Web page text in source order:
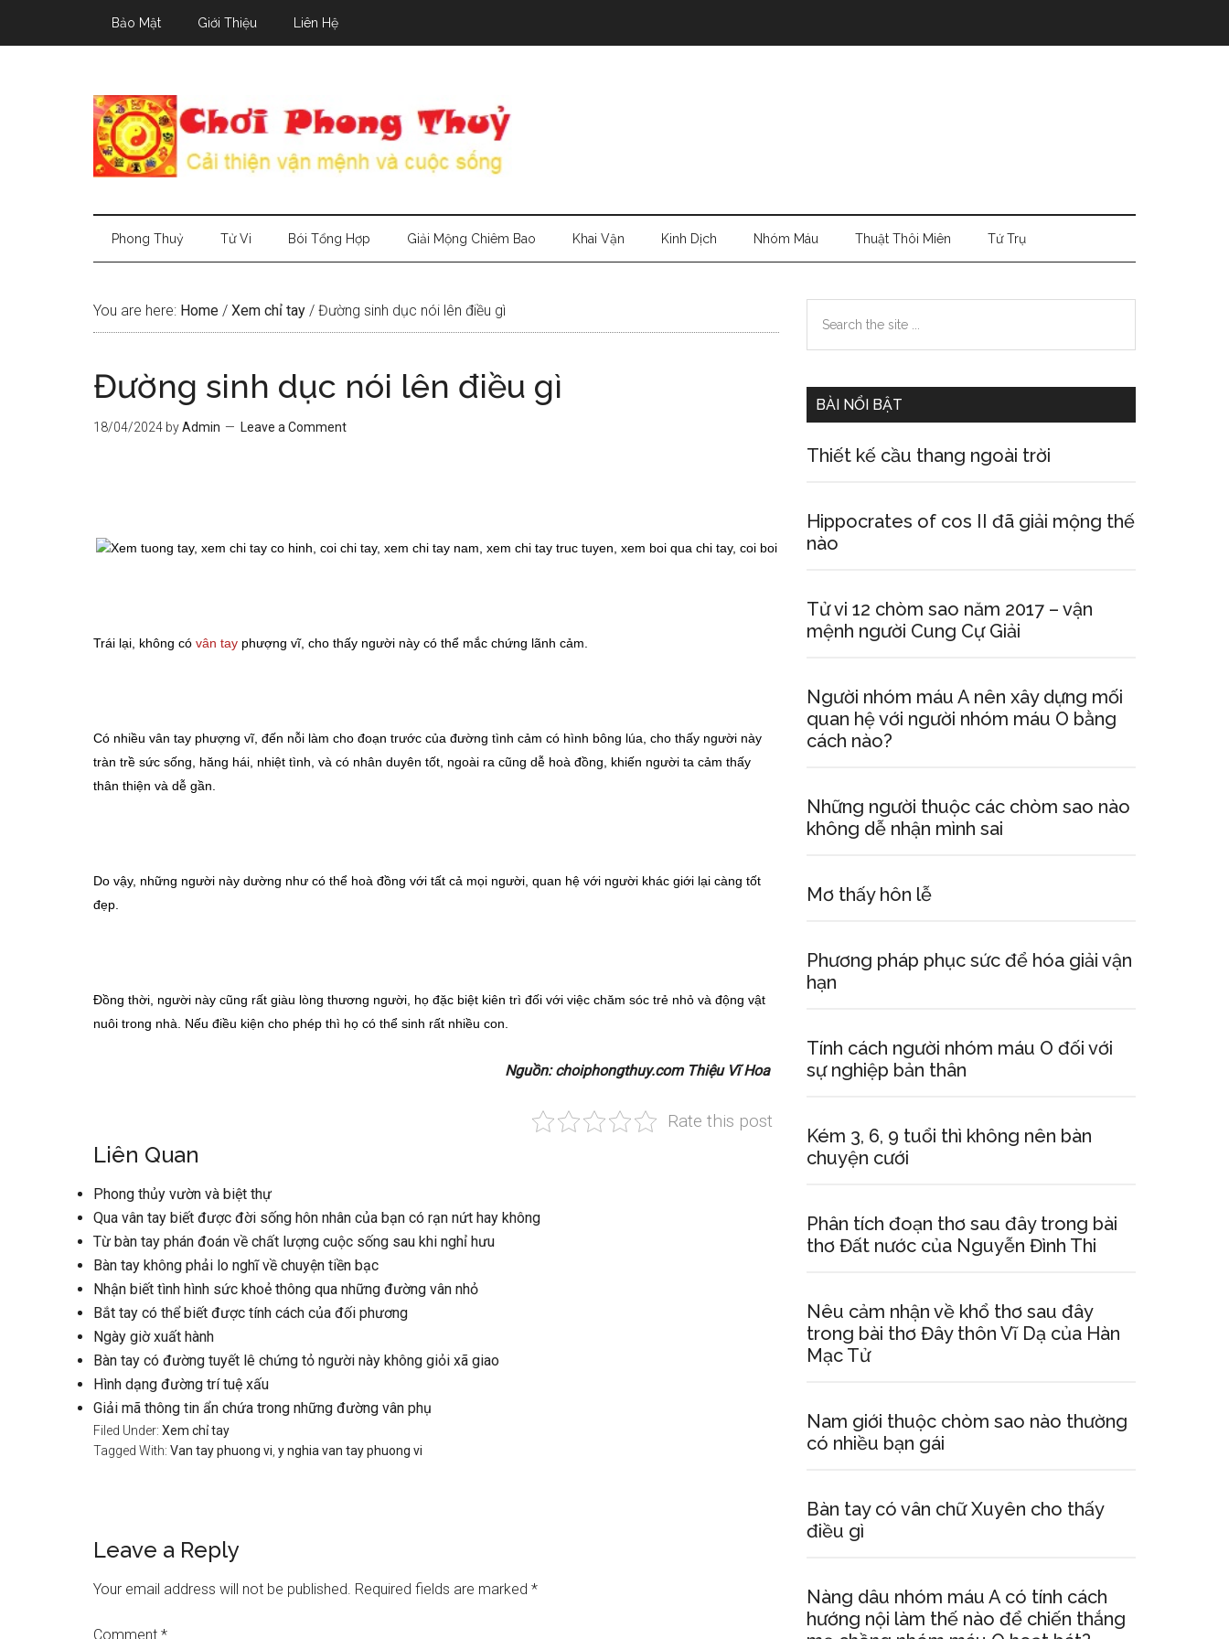
Bảo Mật Giới Thiệu Liên Hệ
Phong Thuỷ Tử Vi Bói Tổng Hợp Giải Mộng Chiêm Bao Khai Vận Kinh Dịch Nhóm Máu Thuật Thôi Miên Tứ Trụ
You are here: Home / Xem chỉ tay / Đường sinh dục nói lên điều gì
Đường sinh dục nói lên điều gì
18/04/2024 byAdmin Leave a Comment
Trái lại, không có vân tay phượng vĩ, cho thấy người này có thể mắc chứng lãnh cảm.
Có nhiều vân tay phượng vĩ, đến nỗi làm cho đoạn trước của đường tình cảm có hình bông lúa, cho thấy người này
tràn trề sức sống, hăng hái, nhiệt tình, và có nhân duyên tốt, ngoài ra cũng dễ hoà đồng, khiến người ta cảm thấy
thân thiện và dễ gần.
Do vậy, những người này dường như có thể hoà đồng với tất cả mọi người, quan hệ với người khác giới lại càng tốt
đẹp.
Đồng thời, người này cũng rất giàu lòng thương người, họ đặc biệt kiên trì đối với việc chăm sóc trẻ nhỏ và động vật
nuôi trong nhà. Nếu điều kiện cho phép thì họ có thể sinh rất nhiều con.
Nguồn: choiphongthuy.com Thiệu Vĩ Hoa
Rate this post
Liên Quan
Phong thủy vườn và biệt thự
Qua vân tay biết được đời sống hôn nhân của bạn có rạn nứt hay không
Từ bàn tay phán đoán về chất lượng cuộc sống sau khi nghỉ hưu
Bàn tay không phải lo nghĩ về chuyện tiền bạc
Nhận biết tình hình sức khoẻ thông qua những đường vân nhỏ
Bắt tay có thể biết được tính cách của đối phương
Ngày giờ xuất hành
Bàn tay có đường tuyết lê chứng tỏ người này không giỏi xã giao
Hình dạng đường trí tuệ xấu
Giải mã thông tin ẩn chứa trong những đường vân phụ
Filed Under: Xem chỉ tay
Tagged With: Van tay phuong vi y nghia van tay phuong vi
Reader
Interactions
Leave a Reply
Your email address will not be published. Required fields are marked *
Comment *
Primary
Sidebar
the
BÀI NỔI BẬT
Thiết kế cầu thang ngoài trời
Hippocrates of cos II đã giải mộng thế
nào
Tử vi 12 chòm sao năm 2017 – vận
mệnh người Cung Cự Giải
Người nhóm máu A nên xây dựng mối
quan hệ với người nhóm máu O bằng
cách nào?
Những người thuộc các chòm sao nào
không dễ nhận mình sai
Mơ thấy hôn lễ
Phương pháp phục sức để hóa giải vận
hạn
Tính cách người nhóm máu O đối với
sự nghiệp bản thân
Kém 3, 6, 9 tuổi thì không nên bàn
chuyện cưới
Phân tích đoạn thơ sau đây trong bài
thơ Đất nước của Nguyễn Đình Thi
Nêu cảm nhận về khổ thơ sau đây
trong bài thơ Đây thôn Vĩ Dạ của Hàn
Mạc Tử
Nam giới thuộc chòm sao nào thường
có nhiều bạn gái
Bàn tay có vân chữ Xuyên cho thấy
điều gì
Nàng dâu nhóm máu A có tính cách
hướng nội làm thế nào để chiến thắng